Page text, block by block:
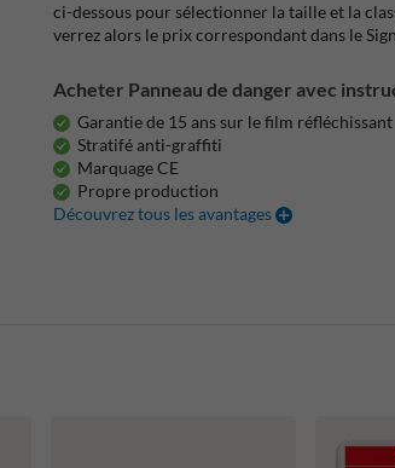
ci-dessous pour sélectionner la taille et la
verrez alors le prix correspondant dans le
Acheter Panneau de danger avec
Garantie de 15 ans sur le film réfléchissant
Stratifé anti-graffiti
Marquage CE
Propre production
Découvrez tous les avantages